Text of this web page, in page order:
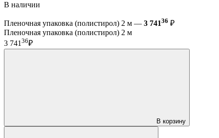
В наличии
Пленочная упаковка (полистирол) 2 м — 3 74136 ₽
Пленочная упаковка (полистирол) 2 м
3 74136₽
В корзину